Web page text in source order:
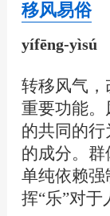
移风易俗
yífēng-yìsú
转移风气，
重要功能。
的共同的
的成分。
单纯依赖强
挥“乐”对